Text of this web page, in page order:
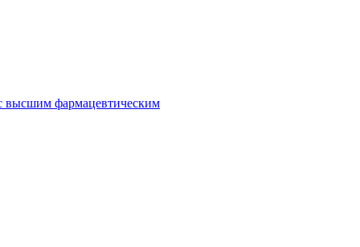
высшим фармацевтическим